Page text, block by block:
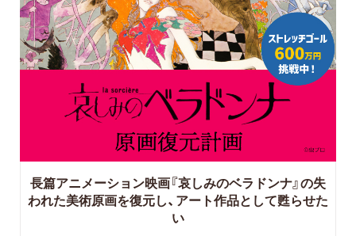
長篇アニメーション映画『哀しみのベラドンナ』の失
われた美術原画を復元し、アート作品として甦らせた
い